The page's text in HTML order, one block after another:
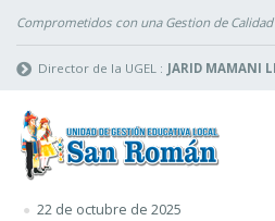
Comprometidos con una Gestion de Calidad
Director de la UGEL : JARID MAMANI
22 de octubre de 2025